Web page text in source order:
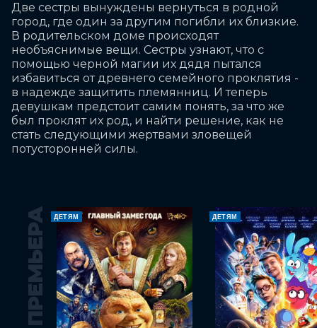
Две сестры вынуждены вернуться в родной
город, где один за другим погибли их близкие.
В родительском доме происходят
необъяснимые вещи. Сестры узнают, что с
помощью черной магии их дядя пытался
избавиться от древнего семейного проклятия -
в надежде защитить племянниц. И теперь
девушкам предстоит самим понять, за что же
был проклят их род, и найти решение, как не
стать следующими жертвами зловещей
потусторонней силы.
ПРЕМЬЕРА ДЕТЯМ ДЕТЯМ